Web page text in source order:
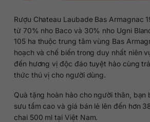
Rượu Chateau Laubade Bas Armagnac
từ 70% nho Baco và 30% nho Ugni
105 ha thuộc trung tâm vùng Bas
hoạch và chế biến trong duy nhất niên
đến hương vị độc đáo tuyệt hảo cùng
thức thú vị cho người dùng.
Quà tặng hoàn hảo cho người thân,
sưu tầm cao và giá bán lẻ lên đến hơn
chai 500 ml tại Việt Nam.